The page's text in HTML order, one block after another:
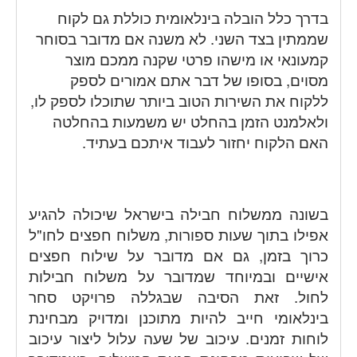
בדרך כלל הובלה בינלאומית כוללת גם לקוח
שממתין בצד השני. לא משנה אם מדובר בסוחר
קמעונאי או מישהו פרטי שקנה ממכם מוצר
מסוים, בסופו של דבר אתם אמורים לספק
ללקוח את השירות הטוב ביותר שתוכלו לספק לו,
ולאלמנט הזמן בהחלט יש משמעות בהחלטה
האם הלקוח יחזור לעבוד איתכם בעתיד.
בשונה ממשלוח חבילה בישראל שיכולה להגיע
אפילו בתוך שעות ספורות, משלוח חפצים לחו"ל
כרוך בזמן, גם אם מדובר על שילוח חפצים
אישיים ובמיוחד שמדובר על משלוח חבילות
לחול. זאת הסיבה שבגללה פרויקט סחר
בינלאומי חייב להיות מתוכנן ומדויק מבחינת
לוחות זמנים. עיכוב של שעה עלול ליצור עיכוב